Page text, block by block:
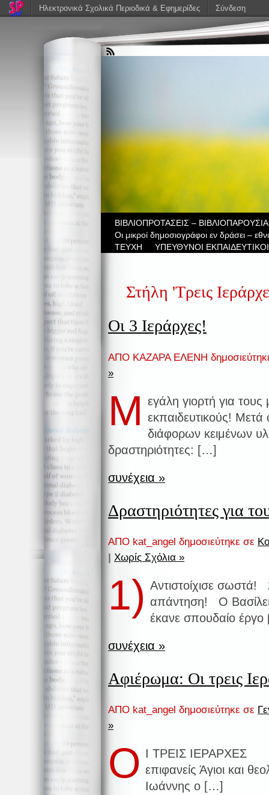
ΒIBΛΙΟΠΡΟΤΑΣΕΙΣ –
Οι μικροί δημοσιογράφοι εν δράσει –
ΤΕΥΧΗ
ΥΠΕΥΘΥΝΟΙ
Στήλη 'Τρεις
Οι 3 Ιεράρχες!
ΑΠΟ ΚΑΖΑΡΑ ΕΛΕΝΗ
»
Μ
εγάλη γιορτή για τους
εκπαιδευτικούς!
διάφορων κειμένων
δραστηριότητες: […]
συνέχεια »
Δραστηριότητες για
ΑΠΟ kat_angel δημοσιεύτηκε σε
| Χωρίς Σχόλια »
1) Αντιστοίχισε
απάντηση! Ο
έκανε σπουδαίο
συνέχεια »
Αφιέρωμα: Οι τρεις
ΑΠΟ kat_angel δημοσιεύτηκε σε
»
Ο Ι ΤΡΕΙΣ ΙΕΡΑΡΧΕΣ Οι
επιφανείς Άγιοι και
Ιωάννης ο […]
Ηλεκτρονικά Σχολικά Περιοδικά & Εφημερίδες Σύνδεση